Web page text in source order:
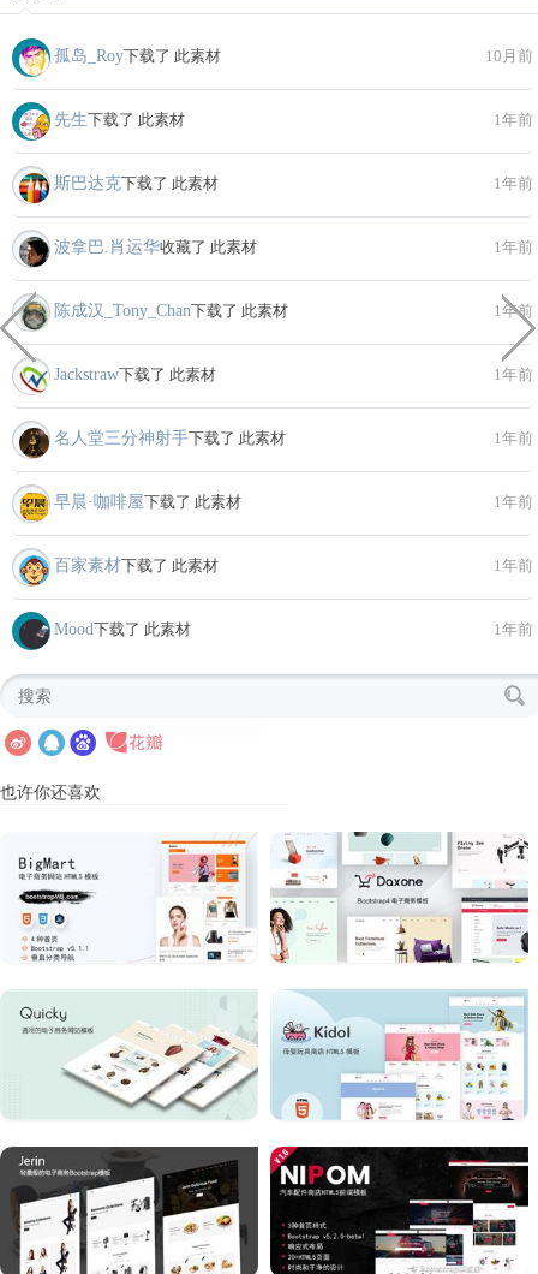
孤岛_Roy下载了 此素材 10月前
先生下载了 此素材 1年前
斯巴达克下载了 此素材 1年前
波拿巴.肖运华收藏了 此素材 1年前
陈成汉_Tony_Chan下载了 此素材 1年前
Jackstraw下载了 此素材 1年前
名人堂三分神射手下载了 此素材 1年前
早晨·咖啡屋下载了 此素材 1年前
百家素材下载了 此素材 1年前
Mood下载了 此素材 1年前
也许你还喜欢